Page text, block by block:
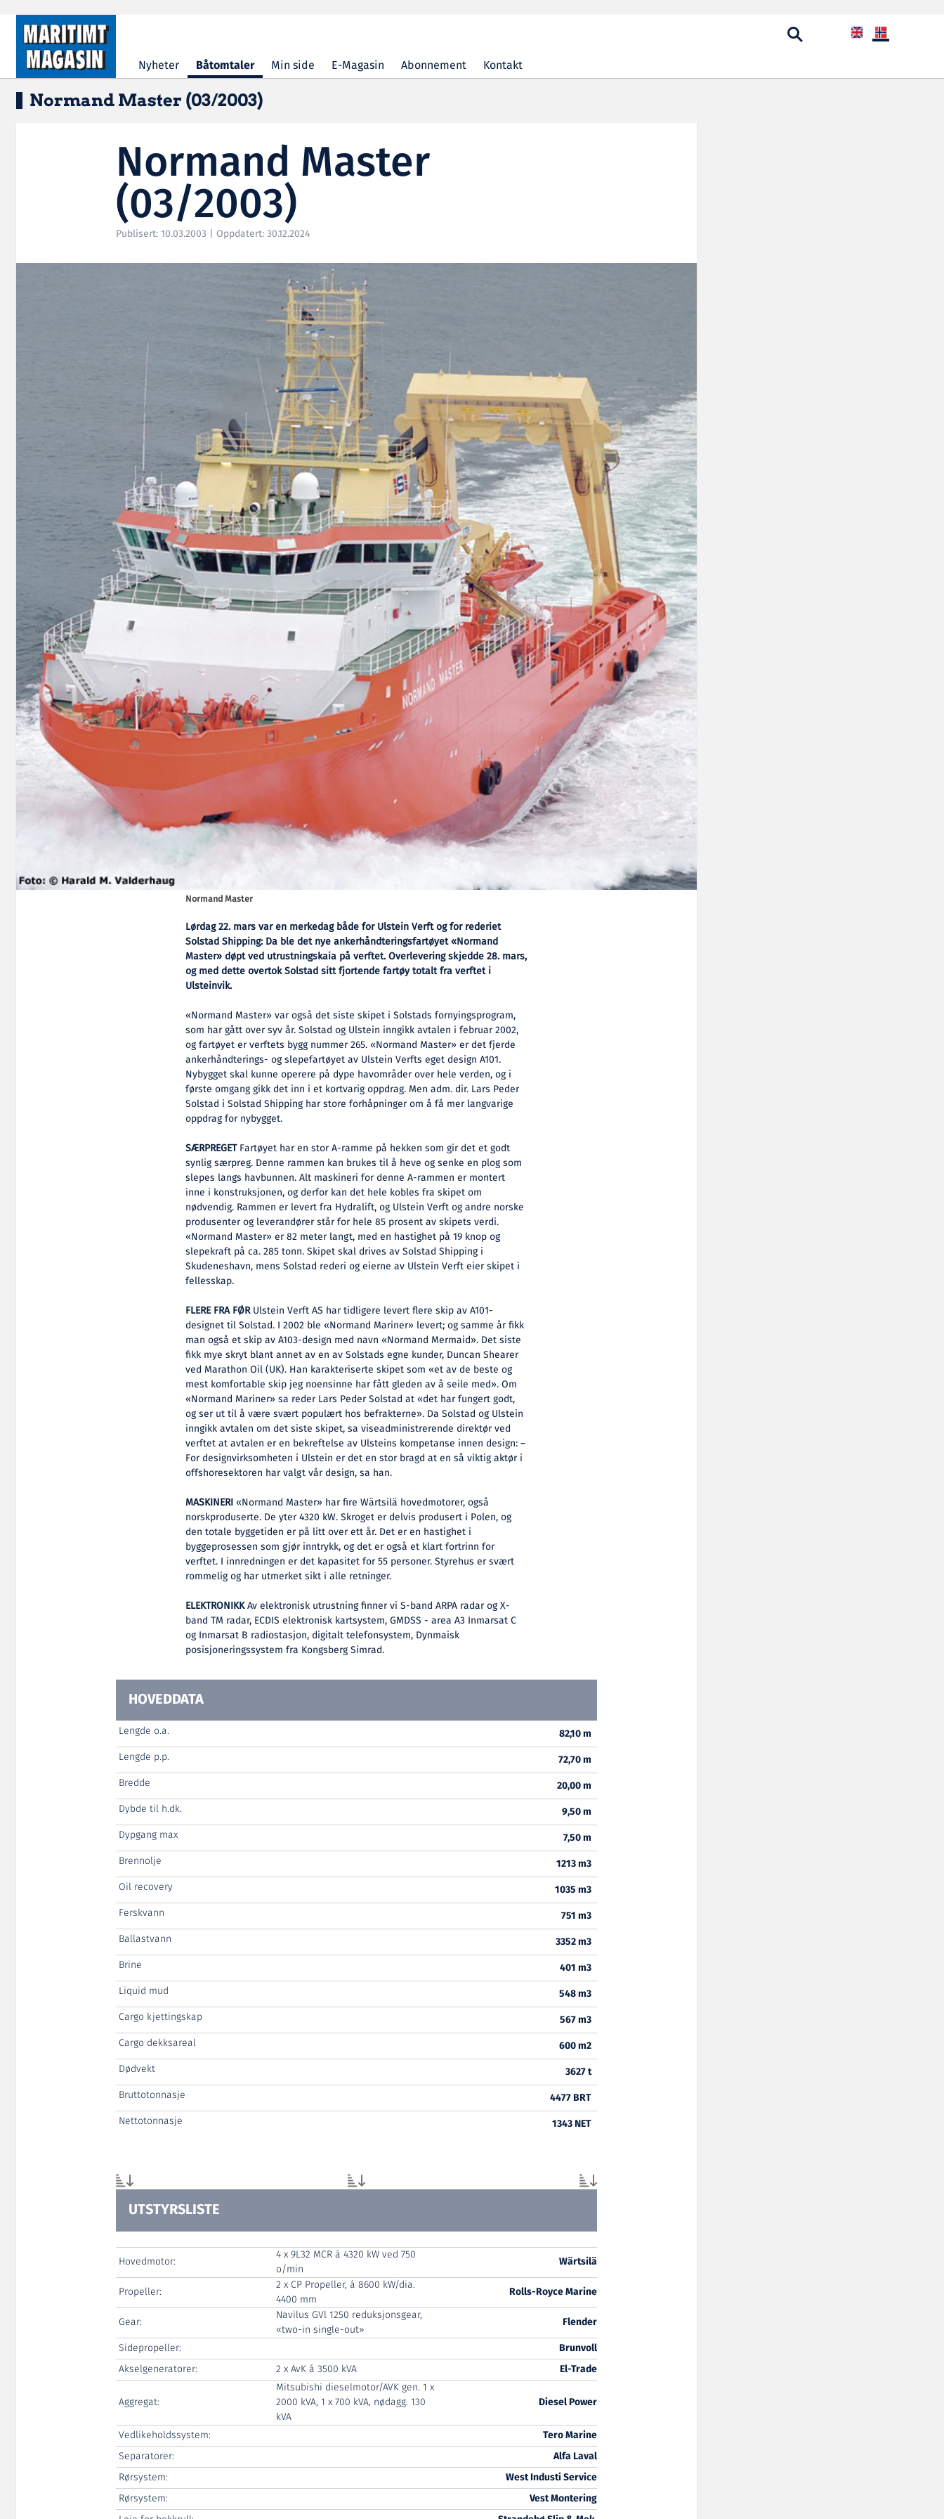
Hopp til hovedinnhold
Nyheter Båtomtaler Min side E-Magasin Abonnement Kontakt
Normand Master (03/2003)
Normand Master
(03/2003)
Publisert: 10.03.2003 | Oppdatert: 30.12.2024
Normand Master
Lørdag 22. mars var en merkedag både for Ulstein Verft og for rederiet
Solstad Shipping: Da ble det nye ankerhåndteringsfartøyet «Normand
Master» døpt ved utrustningskaia på verftet. Overlevering skjedde 28. mars,
og med dette overtok Solstad sitt fjortende fartøy totalt fra verftet i
Ulsteinvik.
«Normand Master» var også det siste skipet i Solstads fornyingsprogram,
som har gått over syv år. Solstad og Ulstein inngikk avtalen i februar 2002,
og fartøyet er verftets bygg nummer 265. «Normand Master» er det fjerde
ankerhåndterings- og slepefartøyet av Ulstein Verfts eget design A101.
Nybygget skal kunne operere på dype havområder over hele verden, og i
første omgang gikk det inn i et kortvarig oppdrag. Men adm. dir. Lars Peder
Solstad i Solstad Shipping har store forhåpninger om å få mer langvarige
oppdrag for nybygget.
SÆRPREGETFartøyet har en stor A-ramme på hekken som gir det et godt
synlig særpreg. Denne rammen kan brukes til å heve og senke en plog som
slepes langs havbunnen. Alt maskineri for denne A-rammen er montert
inne i konstruksjonen, og derfor kan det hele kobles fra skipet om
nødvendig. Rammen er levert fra Hydralift, og Ulstein Verft og andre norske
produsenter og leverandører står for hele 85 prosent av skipets verdi.
«Normand Master» er 82 meter langt, med en hastighet på 19 knop og
slepekraft på ca. 285 tonn. Skipet skal drives av Solstad Shipping i
Skudeneshavn, mens Solstad rederi og eierne av Ulstein Verft eier skipet i
fellesskap.
FLERE FRA FØRUlstein Verft AS har tidligere levert flere skip av A101-
designet til Solstad. I 2002 ble «Normand Mariner» levert; og samme år fikk
man også et skip av A103-design med navn «Normand Mermaid». Det siste
fikk mye skryt blant annet av en av Solstads egne kunder, Duncan Shearer
ved Marathon Oil (UK). Han karakteriserte skipet som «et av de beste og
mest komfortable skip jeg noensinne har fått gleden av å seile med». Om
«Normand Mariner» sa reder Lars Peder Solstad at «det har fungert godt,
og ser ut til å være svært populært hos befrakterne». Da Solstad og Ulstein
inngikk avtalen om det siste skipet, sa viseadministrerende direktør ved
verftet at avtalen er en bekreftelse av Ulsteins kompetanse innen design: –
For designvirksomheten i Ulstein er det en stor bragd at en så viktig aktør i
offshoresektoren har valgt vår design, sa han.
MASKINERI«Normand Master» har fire Wärtsilä hovedmotorer, også
norskproduserte. De yter 4320 kW. Skroget er delvis produsert i Polen, og
den totale byggetiden er på litt over ett år. Det er en hastighet i
byggeprosessen som gjør inntrykk, og det er også et klart fortrinn for
verftet. I innredningen er det kapasitet for 55 personer. Styrehus er svært
rommelig og har utmerket sikt i alle retninger.
ELEKTRONIKKAv elektronisk utrustning finner vi S-band ARPA radar og X-
band TM radar, ECDIS elektronisk kartsystem, GMDSS - area A3 Inmarsat C
og Inmarsat B radiostasjon, digitalt telefonsystem, Dynmaisk
posisjoneringssystem fra Kongsberg Simrad.
HOVEDDATA
Lengde o.a.
82,10 m
Lengde p.p.
72,70 m
Bredde
20,00 m
Dybde til h.dk.
9,50 m
Dypgang max
7,50 m
Brennolje
1213 m3
Oil recovery
1035 m3
Ferskvann
751 m3
Ballastvann
3352 m3
Brine
401 m3
Liquid mud
548 m3
Cargo kjettingskap
567 m3
Cargo dekksareal
600 m2
Dødvekt
3627 t
Bruttotonnasje
4477 BRT
Nettotonnasje
1343 NET
UTSTYRSLISTE
Hovedmotor:
4 x 9L32 MCR á 4320 kW ved 750
o/min
Wärtsilä
Propeller:
2 x CP Propeller, á 8600 kW/dia.
4400 mm
Rolls-Royce Marine
Gear:
Navilus GVl 1250 reduksjonsgear,
«two-in single-out»
Flender
Sidepropeller:
Brunvoll
Akselgeneratorer:
2 x AvK á 3500 kVA El-Trade
Aggregat:
Mitsubishi dieselmotor/AVK gen. 1 x
2000 kVA, 1 x 700 kVA, nødagg. 130
kVA
Diesel Power
Vedlikeholdssystem:
Tero Marine
Separatorer:
Alfa Laval
Rørsystem:
West Industi Service
Rørsystem:
Vest Montering